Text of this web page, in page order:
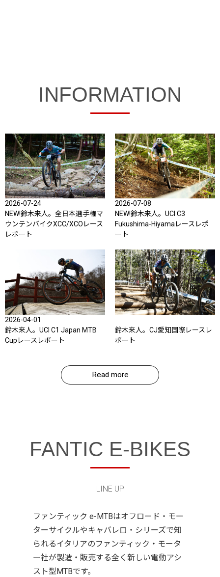
INFORMATION
2026-07-24
NEW!鈴木来人。全日本選手権マ
ウンテンバイクXCC/XCOレース
レポート
2026-07-08
NEW!鈴木来人。UCI C3
Fukushima-Hiyamaレースレポ
ート
2026-04-01
鈴木来人。UCI C1 Japan MTB
Cupレースレポート
鈴木来人。CJ愛知国際レースレ
ポート
Read more
FANTIC E-BIKES
LINE UP
ファンティック e-MTBはオフロード・モー
ターサイクルやキャバレロ・シリーズで知
られるイタリアのファンティック・モータ
ー社が製造・販売する全く新しい電動アシ
スト型MTBです。